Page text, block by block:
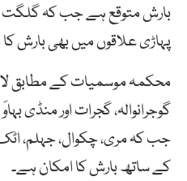
بارش متوقع ہے جب کہ گلگت
پہاڑی علاقوں میں بھی بارش
محکمہ موسمیات کے مطابق
گوجرانوالہ، گجرات اور منڈی
جب کہ مری، چکوال، جہلم،
کے ساتھ بارش کا امکان ہے۔